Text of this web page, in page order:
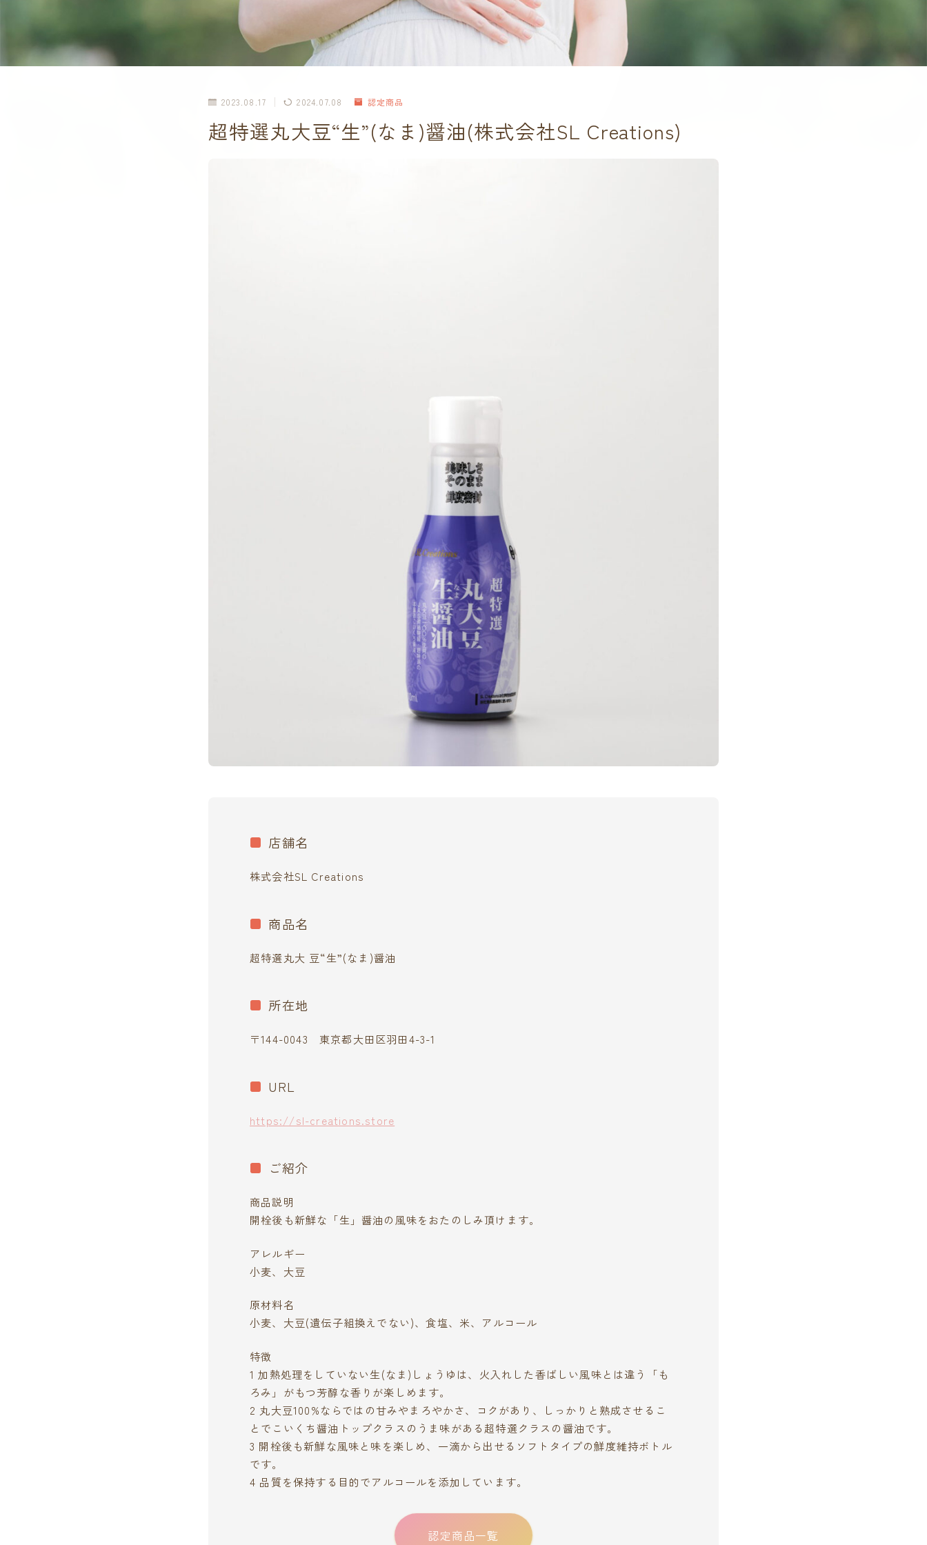
2023.08.17 2024.07.08 認定商品
超特選丸大豆“生”(なま)醤油(株式会社SL Creations)
店舗名
株式会社SL Creations
商品名
超特選丸大 豆“生”(なま)醤油
所在地
〒144-0043 東京都大田区羽田4-3-1
URL
https://sl-creations.store
ご紹介
商品説明
開栓後も新鮮な「生」醤油の風味をおたのしみ頂けます。
アレルギー
小麦、大豆
原材料名
小麦、大豆(遺伝子組換えでない)、食塩、米、アルコール
特徴
1 加熱処理をしていない生(なま)しょうゆは、火入れした香ばしい風味とは違う「も
ろみ」がもつ芳醇な香りが楽しめます。
2 丸大豆100%ならではの甘みやまろやかさ、コクがあり、しっかりと熟成させるこ
とでこいくち醤油トップクラスのうま味がある超特選クラスの醤油です。
3 開栓後も新鮮な風味と味を楽しめ、一滴から出せるソフトタイプの鮮度維持ボトル
です。
4 品質を保持する目的でアルコールを添加しています。
認定商品一覧